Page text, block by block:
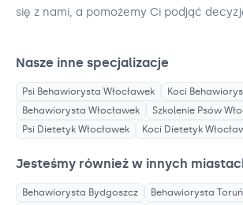
się z nami, a pomożemy Ci podjąć
Nasze inne specjalizacje
Psi Behawiorysta Włocławek Koci
Behawiorysta Włocławek Szkolenie Psów
Psi Dietetyk Włocławek Koci Dietetyk
Jesteśmy również w innych
Behawiorysta Bydgoszcz Behawiorysta Toruń